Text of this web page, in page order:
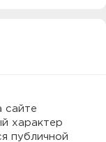
сайте
характер
публичной